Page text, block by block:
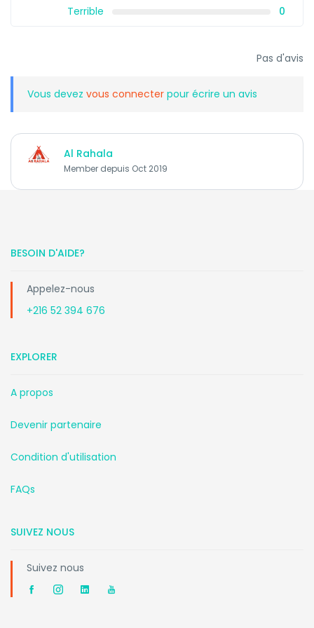
Terrible
0
Pas d'avis
Vous devez vous connecter pour écrire un avis
Al Rahala
Member depuis Oct 2019
BESOIN D'AIDE?
Appelez-nous
+216 52 394 676
EXPLORER
A propos
Devenir partenaire
Condition d'utilisation
FAQs
SUIVEZ NOUS
Suivez nous